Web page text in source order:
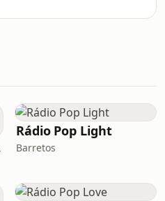
Rádio Pop Light
Barretos